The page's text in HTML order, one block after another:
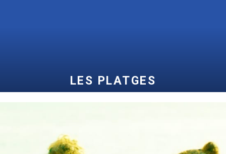
LES PLATGES